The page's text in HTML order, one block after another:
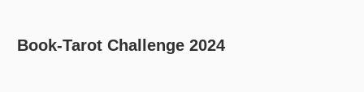
Book-Tarot Challenge 2024